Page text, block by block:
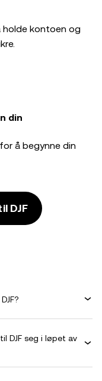
holde kontoen og
din
å begynne din
DJF
DJF seg i løpet av